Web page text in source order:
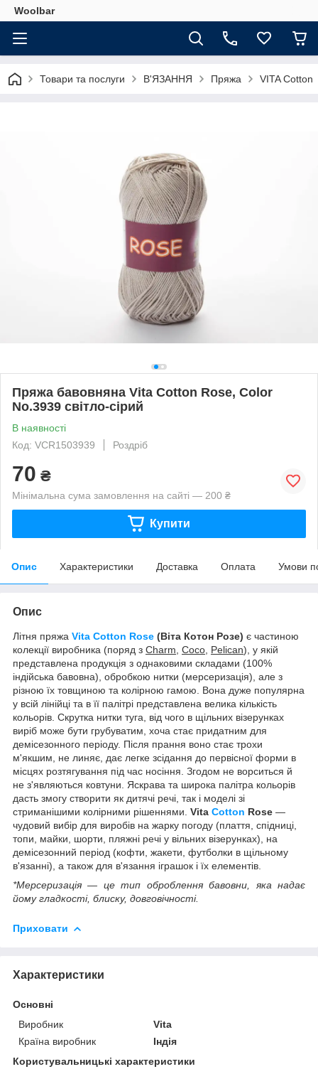
Woolbar
Товари та послуги В'ЯЗАННЯ Пряжа VITA Cotton
Пряжа бавовняна Vita Cotton Rose, Color
No.3939 світло-сірий
В наявності
Код: VCR1503939
Роздріб
70 ₴
Мінімальна сума замовлення на сайті — 200 ₴
Купити
Опис Характеристики Доставка Оплата Умови
Опис
Літня пряжа Vita Cotton Rose (Віта Котон Розе) є частиною
колекції виробника (поряд з Charm Coco Pelican), у якій
представлена продукція з однаковими складами (100%
індійська бавовна), обробкою нитки (мерсеризація), але з
різною їх товщиною та колірною гамою. Вона дуже популярна
у всій лінійці та в її палітрі представлена велика кількість
кольорів. Скрутка нитки туга, від чого в щільних візерунках
виріб може бути грубуватим, хоча стає придатним для
демісезонного періоду. Після прання воно стає трохи
м'якшим, не линяє, дає легке зсідання до первісної форми в
місцях розтягування під час носіння. Згодом не ворситься й
не з'являються ковтуни. Яскрава та широка палітра кольорів
дасть змогу створити як дитячі речі, так і моделі зі
стриманішими колірними рішеннями. Vita Cotton Rose —
чудовий вибір для виробів на жарку погоду (плаття, спідниці,
топи, майки, шорти, пляжні речі у вільних візерунках), на
демісезонний період (кофти, жакети, футболки в щільному
в'язанні), а також для в'язання іграшок і їх елементів.
*Мерсеризація — це тип оброблення бавовни, яка надає
йому гладкості, блиску, довговічності.
Приховати
Характеристики
Основні
Виробник
Vita
Країна виробник
Індія
Користувальницькі характеристики